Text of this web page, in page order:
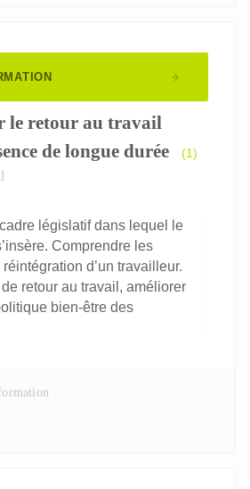
le retour au travail
de longue durée
(1)
législatif dans lequel le
Comprendre les
d’un travailleur.
retour au travail, améliorer
bien-être des